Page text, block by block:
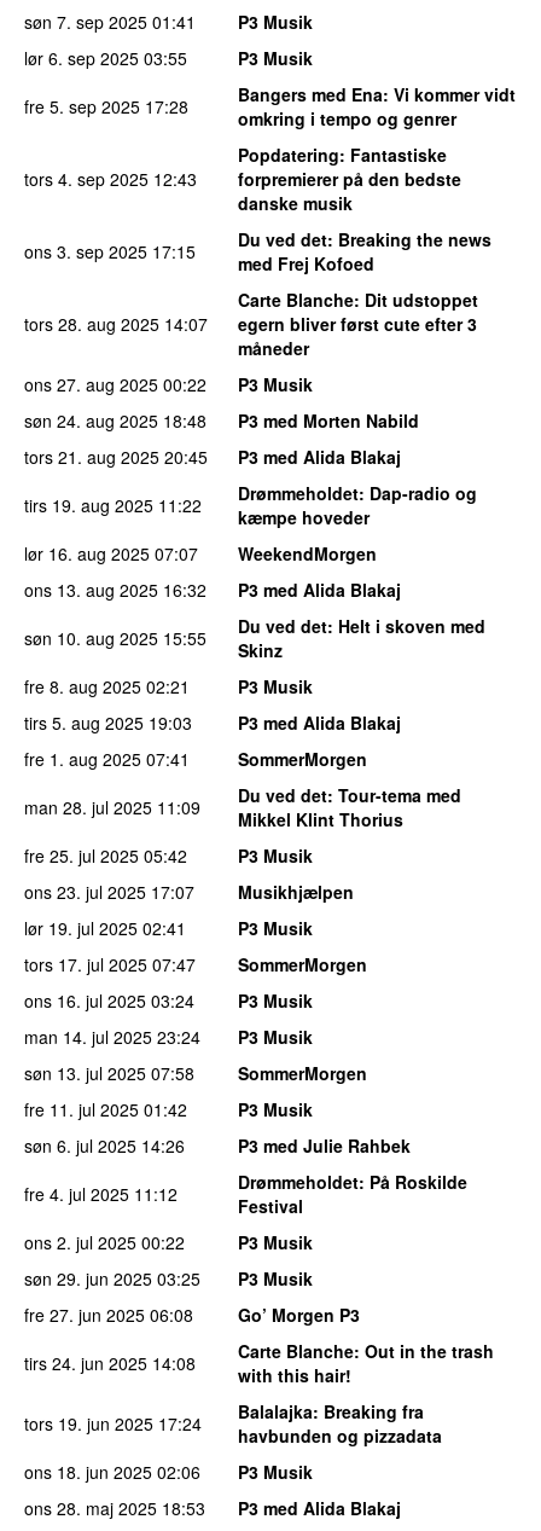
søn 7. sep 2025 01:41
P3 Musik
lør 6. sep 2025 03:55
P3 Musik
fre 5. sep 2025 17:28 Bangers med Ena: Vi kommer vidt
omkring i tempo og genrer
tors 4. sep 2025 12:43
Popdatering: Fantastiske
forpremierer på den bedste
danske musik
ons 3. sep 2025 17:15 Du ved det: Breaking the news
med Frej Kofoed
tors 28. aug 2025 14:07
Carte Blanche: Dit udstoppet
egern bliver først cute efter 3
måneder
ons 27. aug 2025 00:22
P3 Musik
søn 24. aug 2025 18:48
P3 med Morten Nabild
tors 21. aug 2025 20:45
P3 med Alida Blakaj
tirs 19. aug 2025 11:22 Drømmeholdet: Dap-radio og
kæmpe hoveder
lør 16. aug 2025 07:07
WeekendMorgen
ons 13. aug 2025 16:32
P3 med Alida Blakaj
søn 10. aug 2025 15:55 Du ved det: Helt i skoven med
Skinz
fre 8. aug 2025 02:21
P3 Musik
tirs 5. aug 2025 19:03
P3 med Alida Blakaj
fre 1. aug 2025 07:41
SommerMorgen
man 28. jul 2025 11:09 Du ved det: Tour-tema med
Mikkel Klint Thorius
fre 25. jul 2025 05:42
P3 Musik
ons 23. jul 2025 17:07
Musikhjælpen
lør 19. jul 2025 02:41
P3 Musik
tors 17. jul 2025 07:47
SommerMorgen
ons 16. jul 2025 03:24
P3 Musik
man 14. jul 2025 23:24
P3 Musik
søn 13. jul 2025 07:58
SommerMorgen
fre 11. jul 2025 01:42
P3 Musik
søn 6. jul 2025 14:26
P3 med Julie Rahbek
fre 4. jul 2025 11:12 Drømmeholdet: På Roskilde
Festival
ons 2. jul 2025 00:22
P3 Musik
søn 29. jun 2025 03:25
P3 Musik
fre 27. jun 2025 06:08
Go’ Morgen P3
tirs 24. jun 2025 14:08 Carte Blanche: Out in the trash
with this hair!
tors 19. jun 2025 17:24 Balalajka: Breaking fra
havbunden og pizzadata
ons 18. jun 2025 02:06
P3 Musik
ons 28. maj 2025 18:53
P3 med Alida Blakaj